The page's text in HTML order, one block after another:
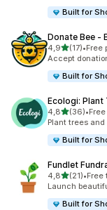
Built for
Donate Bee ‑
4,9de 5(17)
17 total de
•Free
Accept
Built for
Ecologi: Plant
4,8de 5(36)
36 total de•
Plant trees
Built for
Fundlet
4,8de 5(21)
21 total de
•Free
Launch
Built for